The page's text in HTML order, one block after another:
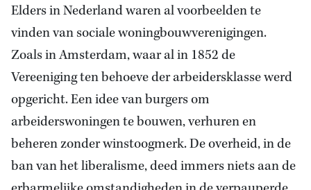
Elders in Nederland waren al voorbeelden te
vinden van sociale woningbouwverenigingen.
Zoals in Amsterdam, waar al in 1852 de
Vereeniging ten behoeve der arbeidersklasse werd
opgericht. Een idee van burgers om
arbeiderswoningen te bouwen, verhuren en
beheren zonder winstoogmerk. De overheid, in de
ban van het liberalisme, deed immers niets aan de